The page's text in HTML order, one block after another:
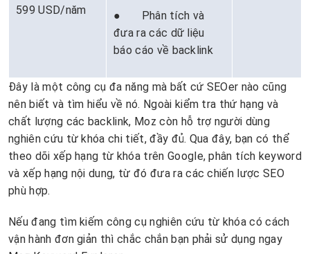
599 USD/năm
● Phân tích và
đưa ra các dữ liệu
báo cáo về backlink
Đây là một công cụ đa năng mà bất cứ SEOer nào cũng
nên biết và tìm hiểu về nó. Ngoài kiểm tra thứ hạng và
chất lượng các backlink, Moz còn hỗ trợ người dùng
nghiên cứu từ khóa chi tiết, đầy đủ. Qua đây, bạn có thể
theo dõi xếp hạng từ khóa trên Google, phân tích keyword
và xếp hạng nội dung, từ đó đưa ra các chiến lược SEO
phù hợp.
Nếu đang tìm kiếm công cụ nghiên cứu từ khóa có cách
vận hành đơn giản thì chắc chắn bạn phải sử dụng ngay